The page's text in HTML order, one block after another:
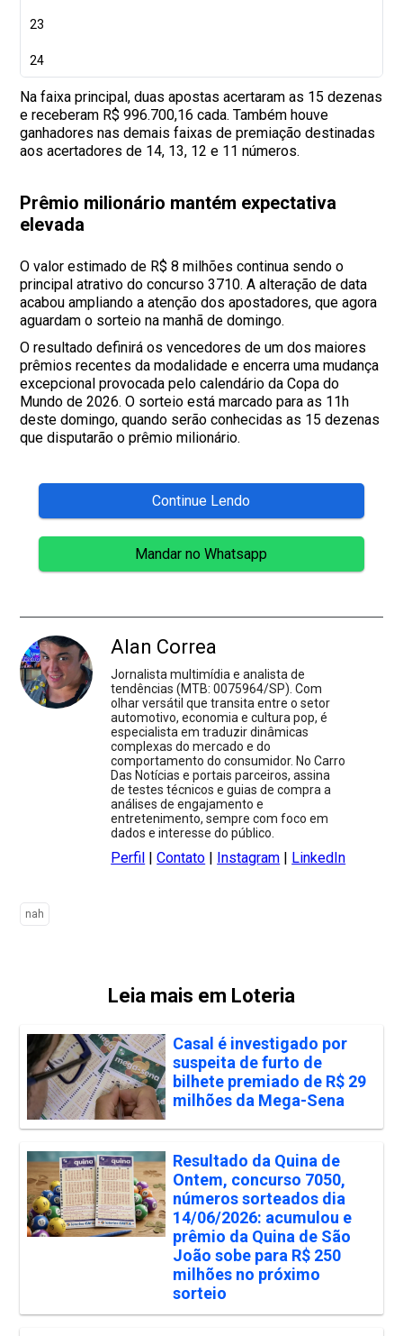
23
24
Na faixa principal, duas apostas acertaram as 15 dezenas
e receberam R$ 996.700,16 cada. Também houve
ganhadores nas demais faixas de premiação destinadas
aos acertadores de 14, 13, 12 e 11 números.
Prêmio milionário mantém expectativa
elevada
O valor estimado de R$ 8 milhões continua sendo o
principal atrativo do concurso 3710. A alteração de data
acabou ampliando a atenção dos apostadores, que agora
aguardam o sorteio na manhã de domingo.
O resultado definirá os vencedores de um dos maiores
prêmios recentes da modalidade e encerra uma mudança
excepcional provocada pelo calendário da Copa do
Mundo de 2026. O sorteio está marcado para as 11h
deste domingo, quando serão conhecidas as 15 dezenas
que disputarão o prêmio milionário.
Continue Lendo
Mandar no Whatsapp
Alan Correa
Jornalista multimídia e analista de
tendências (MTB: 0075964/SP). Com
olhar versátil que transita entre o setor
automotivo, economia e cultura pop, é
especialista em traduzir dinâmicas
complexas do mercado e do
comportamento do consumidor. No Carro
Das Notícias e portais parceiros, assina
de testes técnicos e guias de compra a
análises de engajamento e
entretenimento, sempre com foco em
dados e interesse do público.
Perfil |Contato Instagram LinkedIn
nah
Leia mais em Loteria
Casal é investigado por
suspeita de furto de
bilhete premiado de R$ 29
milhões da Mega-Sena
Resultado da Quina de
Ontem, concurso 7050,
números sorteados dia
14/06/2026: acumulou e
prêmio da Quina de São
João sobe para R$ 250
milhões no próximo
sorteio